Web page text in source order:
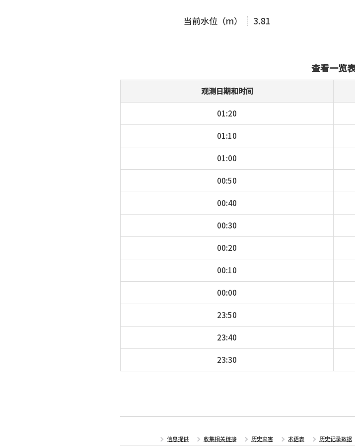
当前水位（m） 3.81
查看一览
观测日期和时间
01:20
01:10
01:00
00:50
00:40
00:30
00:20
00:10
00:00
23:50
23:40
23:30
信息提供 收集相关链接 历史灾害 术语表 历史记录数据